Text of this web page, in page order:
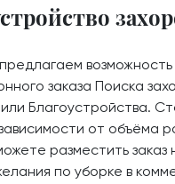
возможность
заказа Поиска
Благоустройства.
от объёма
разместить
по уборке в